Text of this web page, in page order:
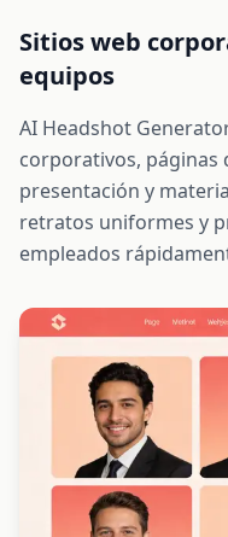
Sitios web
equipos
AI Headshot
corporativos, páginas
presentación y
retratos uniformes y
empleados